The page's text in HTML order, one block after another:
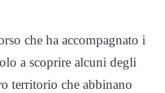
che ha accompagnato i
a scoprire alcuni degli
territorio che abbinano